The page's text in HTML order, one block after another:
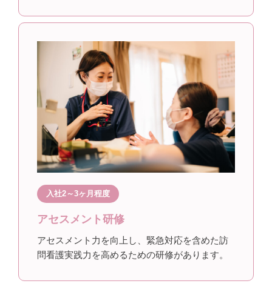
入社2～3ヶ月程度
アセスメント研修
アセスメント力を向上し、緊急対応を含めた訪
問看護実践力を高めるための研修があります。